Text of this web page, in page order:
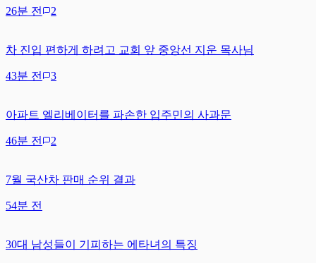
26분 전 2
차 진입 편하게 하려고 교회 앞 중앙선 지운 목사님
43분 전 3
아파트 엘리베이터를 파손한 입주민의 사과문
46분 전 2
7월 국산차 판매 순위 결과
54분 전
30대 남성들이 기피하는 에타녀의 특징